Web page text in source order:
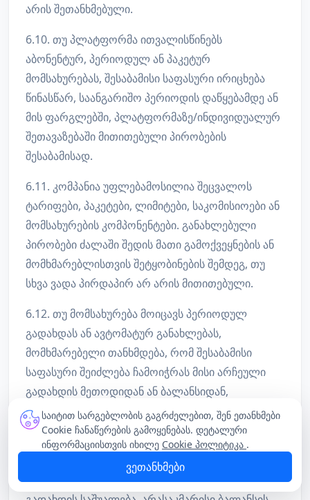
არის შეთანხმებული.
6.10. თუ პლატფორმა ითვალისწინებს
აბონენტურ, პერიოდულ ან პაკეტურ
მომსახურებას, შესაბამისი საფასური ირიცხება
წინასწარ, საანგარიშო პერიოდის დაწყებამდე ან
მის ფარგლებში, პლატფორმაზე/ინდივიდუალურ
შეთავაზებაში მითითებული პირობების
შესაბამისად.
6.11. კომპანია უფლებამოსილია შეცვალოს
ტარიფები, პაკეტები, ლიმიტები, საკომისიოები ან
მომსახურების კომპონენტები. განახლებული
პირობები ძალაში შედის მათი გამოქვეყნების ან
მომხმარებლისთვის შეტყობინების შემდეგ, თუ
სხვა ვადა პირდაპირ არ არის მითითებული.
6.12. თუ მომსახურება მოიცავს პერიოდულ
გადახდას ან ავტომატურ განახლებას,
მომხმარებელი თანხმდება, რომ შესაბამისი
საფასური შეიძლება ჩამოიჭრას მისი არჩეული
გადახდის მეთოდიდან ან ბალანსიდან,
მომსახურების გაგრძელების მიზნით, თუ ასეთი
ფუნქციონალი პლატფორმაზე აქტიურია.
6.13. მომხმარებელი ვალდებულია უზრუნველყოს
ანგარიშზე საკმარისი ბალანსი ან მოქმედი
საიტით სარგებლობის გაგრძელებით, შენ ეთანხმები
Cookie ჩანაწერების გამოყენებას. დეტალური
ინფორმაციისთვის იხილე Cookie პოლიტიკა .
ვეთანხმები